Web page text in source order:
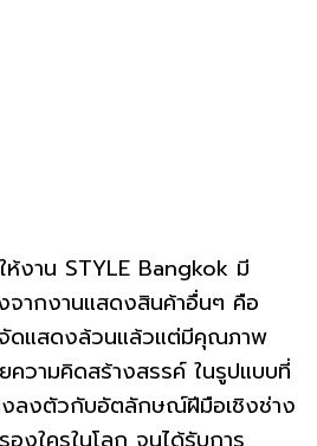
STYLE Bangkok มี
ากงานแสดงสินค้าอื่นๆ คือ
จัดแสดงล้วนแล้วแต่มีคุณภาพ
ความคิดสร้างสรรค์ ในรูปแบบที่
ลงตัวกับอัตลักษณ์ฝีมือเชิงช่าง